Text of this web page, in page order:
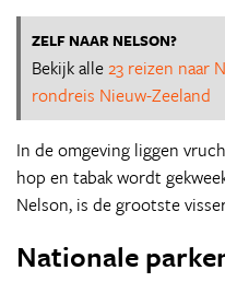
ZELF NAAR NELSON?
Bekijk alle23 reizen naar
rondreis Nieuw-Zeeland
In de omgeving liggen
hop en tabak wordt
Nelson, is de grootste
Nationale